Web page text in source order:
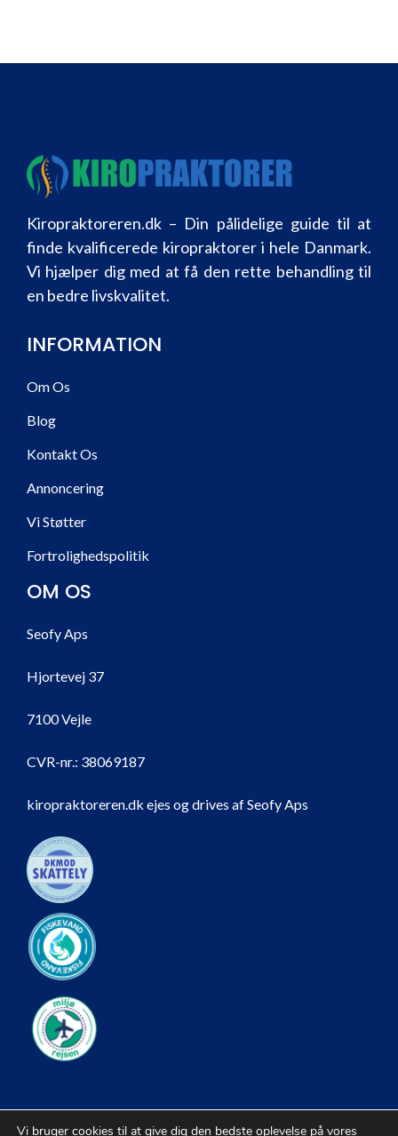
Kiropraktoreren.dk – Din pålidelige guide til at
finde kvalificerede kiropraktorer i hele Danmark.
Vi hjælper dig med at få den rette behandling til
en bedre livskvalitet.
INFORMATION
Om Os
Blog
Kontakt Os
Annoncering
Vi Støtter
Fortrolighedspolitik
OM OS
Seofy Aps
Hjortevej 37
7100 Vejle
CVR-nr.: 38069187
kiropraktoreren.dk ejes og drives af Seofy Aps
Vi bruger cookies til at give dig den bedste oplevelse på vores